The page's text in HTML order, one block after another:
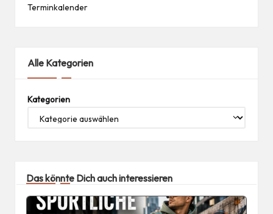
Terminkalender
Alle Kategorien
Kategorien
Das könnte Dich auch interessieren